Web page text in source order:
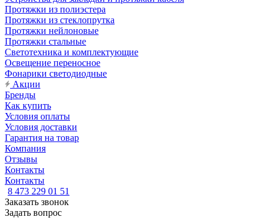
Протяжки из полиэстера
Протяжки из стеклопрутка
Протяжки нейлоновые
Протяжки стальные
Светотехника и комплектующие
Освещение переносное
Фонарики светодиодные
Акции
Бренды
Как купить
Условия оплаты
Условия доставки
Гарантия на товар
Компания
Отзывы
Контакты
Контакты
8 473 229 01 51
Заказать звонок
Задать вопрос